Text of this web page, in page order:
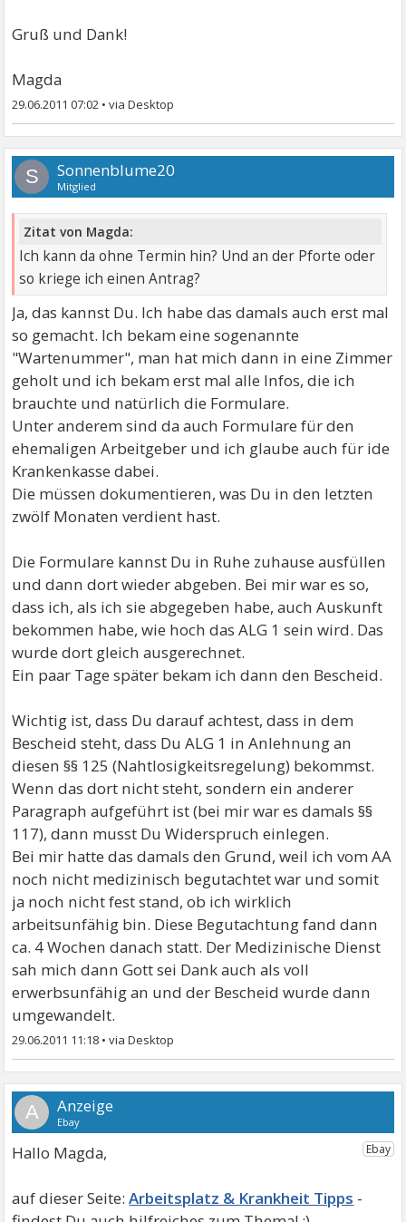
Gruß und Dank!
Magda
29.06.2011 07:02 •
S Sonnenblume20
Mitglied
Zitat von Magda:
Ich kann da ohne Termin hin? Und an der Pforte oder
so kriege ich einen Antrag?
Ja, das kannst Du. Ich habe das damals auch erst mal
so gemacht. Ich bekam eine sogenannte
"Wartenummer", man hat mich dann in eine Zimmer
geholt und ich bekam erst mal alle Infos, die ich
brauchte und natürlich die Formulare.
Unter anderem sind da auch Formulare für den
ehemaligen Arbeitgeber und ich glaube auch für ide
Krankenkasse dabei.
Die müssen dokumentieren, was Du in den letzten
zwölf Monaten verdient hast.
Die Formulare kannst Du in Ruhe zuhause ausfüllen
und dann dort wieder abgeben. Bei mir war es so,
dass ich, als ich sie abgegeben habe, auch Auskunft
bekommen habe, wie hoch das ALG 1 sein wird. Das
wurde dort gleich ausgerechnet.
Ein paar Tage später bekam ich dann den Bescheid.
Wichtig ist, dass Du darauf achtest, dass in dem
Bescheid steht, dass Du ALG 1 in Anlehnung an
diesen §§ 125 (Nahtlosigkeitsregelung) bekommst.
Wenn das dort nicht steht, sondern ein anderer
Paragraph aufgeführt ist (bei mir war es damals §§
117), dann musst Du Widerspruch einlegen.
Bei mir hatte das damals den Grund, weil ich vom AA
noch nicht medizinisch begutachtet war und somit
ja noch nicht fest stand, ob ich wirklich
arbeitsunfähig bin. Diese Begutachtung fand dann
ca. 4 Wochen danach statt. Der Medizinische Dienst
sah mich dann Gott sei Dank auch als voll
erwerbsunfähig an und der Bescheid wurde dann
umgewandelt.
29.06.2011 11:18 •
A
Hallo Magda,
Arbeitsplatz & Krankheit Tipps